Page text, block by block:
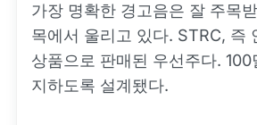
가장 명확한 경고음은 잘 주목
목에서 울리고 있다. STRC, 즉
상품으로 판매된 우선주다.
지하도록 설계됐다.